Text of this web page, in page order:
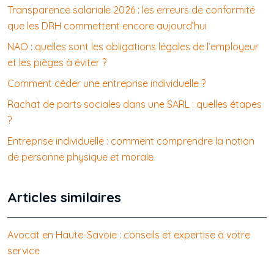
Transparence salariale 2026 : les erreurs de conformité
que les DRH commettent encore aujourd’hui
NAO : quelles sont les obligations légales de l’employeur
et les pièges à éviter ?
Comment céder une entreprise individuelle ?
Rachat de parts sociales dans une SARL : quelles étapes
?
Entreprise individuelle : comment comprendre la notion
de personne physique et morale
Articles similaires
Avocat en Haute-Savoie : conseils et expertise à votre
service